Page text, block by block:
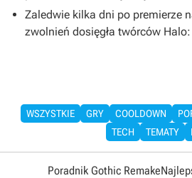
Zaledwie kilka dni po premierze
zwolnień dosięgła twórców
WSZYSTKIE GRY COOLDOWN
TECH
TEMATY
Poradnik Gothic Remake